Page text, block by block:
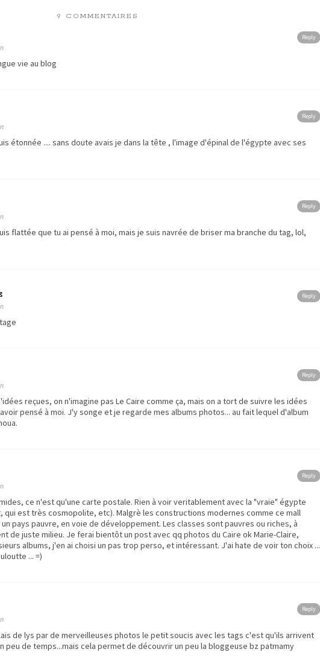
9 COMMENTAIRES
Reply
vie au blog
Reply
étonnée .... sans doute avais je dans la tête , l'image d'épinal de l'égypte avec ses
Reply
flattée que tu ai pensé à moi, mais je suis navrée de briser ma branche du tag, lol,
Reply
Reply
reçues, on n'imagine pas Le Caire comme ça, mais on a tort de suivre les idées
pensé à moi. J'y songe et je regarde mes albums photos... au fait lequel d'album
Reply
ce n'est qu'une carte postale. Rien à voir veritablement avec la "vraie" égypte
qui est très cosmopolite, etc). Malgrè les constructions modernes comme ce mall
pays pauvre, en voie de développement. Les classes sont pauvres ou riches, à
de juste milieu. Je ferai bientôt un post avec qq photos du Caire ok Marie-Claire,
albums, j'en ai choisi un pas trop perso, et intéressant. J'ai hate de voir ton choix ...
... =)
Reply
de lys par de merveilleuses photos le petit soucis avec les tags c'est qu'ils arrivent
peu de temps...mais cela permet de découvrir un peu la bloggeuse bz patmamy